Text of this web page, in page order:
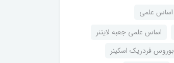
اساس علمی
اساس علمی جعبه لایتنر
بوروس فردریک اسکینر